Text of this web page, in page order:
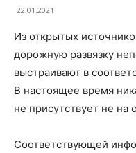
22.01.2021
Из открытых
дорожную развязку
выстраивают в
В настоящее время
не присутствует не на
Соответствующей